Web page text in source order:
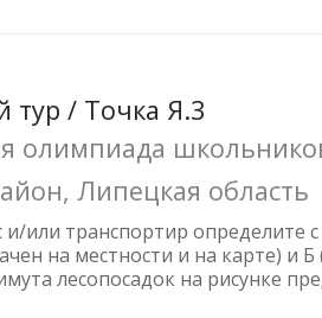
тур / Точка Я.3
олимпиада
Липецкая область
и/или транспортир определите
на местности и на карте) и
лесопосадок на рисунке